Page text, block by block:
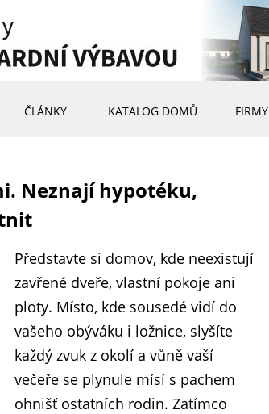
ČLÁNKY KATALOG DOMŮ FIRMY
Neznají hypotéku,
Představte si domov, kde neexistují
zavřené dveře, vlastní pokoje ani
ploty. Místo, kde sousedé vidí do
vašeho obýváku i ložnice, slyšíte
každý zvuk z okolí a vůně vaší
večeře se plynule mísí s pachem
ohnišť ostatních rodin. Zatímco